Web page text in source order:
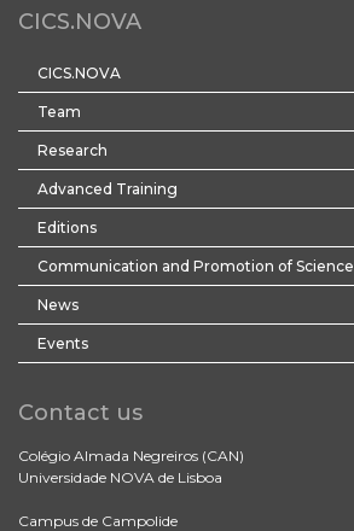
CICS.NOVA
CICS.NOVA
Team
Research
Advanced Training
Editions
Communication and Promotion of Science
News
Events
Contact us
Colégio Almada Negreiros (CAN)
Universidade NOVA de Lisboa
Campus de Campolide